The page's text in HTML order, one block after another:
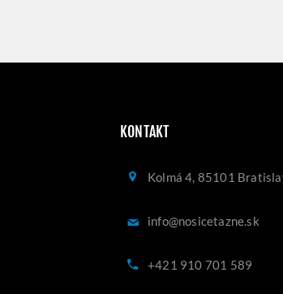
KONTAKT
Kolmá 4, 85101
info@nosicetazne.sk
+421 910 701 589